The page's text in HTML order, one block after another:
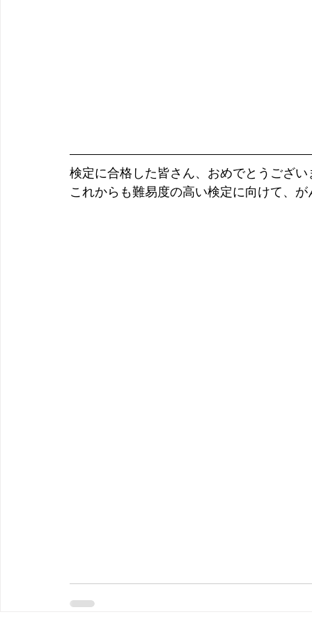
検定に合格した皆さん、おめでとうござい
これからも難易度の高い検定に向けて、